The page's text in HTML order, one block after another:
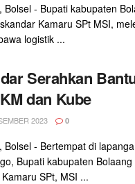
Bolsel - Bupati kabupaten
Kamaru SPt MSI,
logistik ...
Serahkan
dan Kube
2023 0
Bolsel - Bertempat di
Bupati kabupaten
SPt, MSI ...